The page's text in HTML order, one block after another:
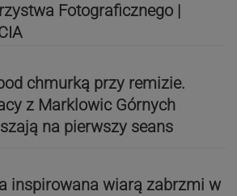
Fotograficznego |
chmurką przy remizie.
z Marklowic Górnych
na pierwszy seans
inspirowana wiarą zabrzmi w